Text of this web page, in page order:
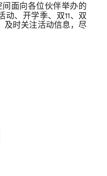
面向各位伙伴举办的
动、开学季、双11、双
及时关注活动信息，尽